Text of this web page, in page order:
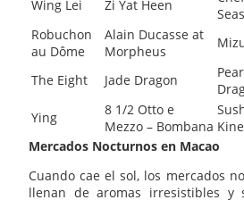
Wing Lei
Zi Yat Heen
Robuchon
au Dôme
Alain Ducasse at
Morpheus
The Eight Jade Dragon
Ying
8 1/2 Otto e
Mezzo – Bombana
Mercados Nocturnos en Macao
Cuando cae el sol, los mercados
llenan de aromas irresistibles y